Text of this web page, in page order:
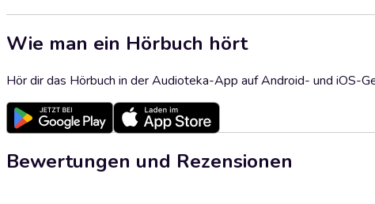
Wie man ein Hörbuch hört
Hör dir das Hörbuch in der Audioteka-App auf Android- und iOS-
Bewertungen und Rezensionen